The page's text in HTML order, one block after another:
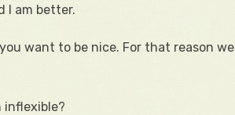
I am better.
want to be nice. For that reason we
inflexible?